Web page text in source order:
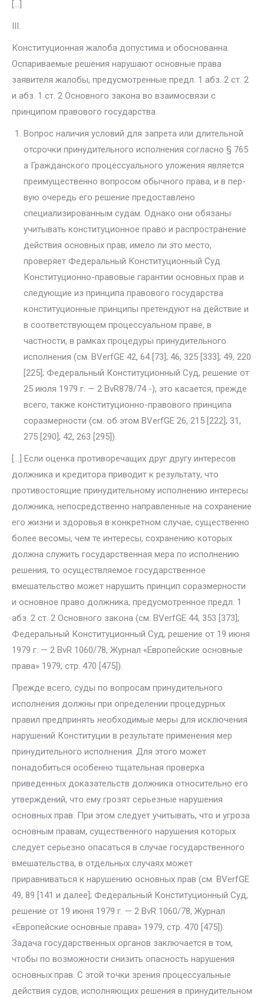
[…]
III.
Конституционная жалоба допустима и обоснованна.
Оспариваемые решения нарушают основные права
заявителя жалобы, предусмотрен­ные предл. 1 абз. 2 ст. 2
и абз. 1 ст. 2 Основного закона во взаимосвязи с
принципом правового государства.
Вопрос наличия условий для запрета или длительной
отсрочки при­нудительного исполнения согласно § 765
а Гражданского процессуального уложения является
преимущественно вопросом обычного права, и в пер­
вую очередь его решение предоставлено
специализированным судам. Од­нако они обязаны
учитывать конституционное право и распространение
действия основных прав; имело ли это место,
проверяет Федеральный Конституционный Суд.
Конституционно-правовые гарантии основных прав и
следующие из принципа правового государства
конституцион­ные принципы претендуют на действие и
в соответствующем процессу­альном праве, в
частности, в рамках процедуры принудительного
испол­нения (см. BVerfGE 42, 64 [73]; 46, 325 [333]; 49, 220
[225]; Федеральный Конституционный Суд, решение от
25 июля 1979 г. — 2 BvR878/74 -), это касается, прежде
всего, также конституционно-правового принципа
сораз­мерности (см. об этом BVerfGE 26, 215 [222]; 31,
275 [290]; 42, 263 [295]).
[…] Если оценка противоречащих друг другу интересов
должника и кредитора приводит к результату, что
противостоящие принудитель­ному исполнению интересы
должника, непосредственно направленные на сохранение
его жизни и здоровья в конкретном случае, существенно
более весомы, чем те интересы, сохранению которых
должна служить государственная мера по исполнению
решения, то осуществляемое го­сударственное
вмешательство может нарушить принцип соразмерности
и основное право должника, предусмотренное предл. 1
абз. 2 ст. 2 Основ­ного закона (см. BVerfGE 44, 353 [373];
Федеральный Конституционный Суд, решение от 19 июня
1979 г. — 2 BvR 1060/78, Журнал «Европейские основные
права» 1979, стр. 470 [475]).
Прежде всего, суды по вопросам принудительного
исполнения дол­жны при определении процедурных
правил предпринять необходимые меры для исключения
нарушений Конституции в результате примене­ния мер
принудительного исполнения. Для этого может
понадобиться особенно тщательная проверка
приведенных доказательств должника относительно его
утверждений, что ему грозят серьезные нарушения
основных прав. При этом следует учитывать, что и угроза
основным правам, существенного нарушения которых
следует серьезно опасать­ся в случае государственного
вмешательства, в отдельных случаях мо­жет
приравниваться к нарушению основных прав (см. BVerfGE
49, 89 [141 и далее]; Федеральный Конституционный Суд,
решение от 19 июня 1979 г. — 2 BvR 1060/78, Журнал
«Европейские основные права» 1979, стр. 470 [475]).
Задача государственных органов заключается в том,
чтобы по возможности снизить опасность нарушения
основных прав. С этой точки зрения процессуальные
действия судов, исполняющих ре­шения в принудительном